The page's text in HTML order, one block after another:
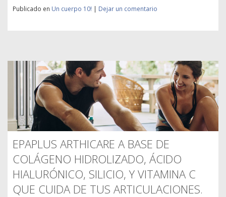
Publicado en Un cuerpo 10! | Dejar un comentario
EPAPLUS ARTHICARE A BASE DE
COLÁGENO HIDROLIZADO, ÁCIDO
HIALURÓNICO, SILICIO, Y VITAMINA C
QUE CUIDA DE TUS ARTICULACIONES.